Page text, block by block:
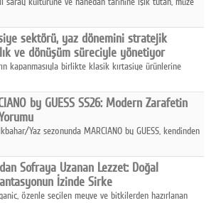
Arthill Müzecilik'in düzenleyeceği özel müzayedede
buluşuyor
sektörü, yaz dönemini stratejik
ve dönüşüm süreciyle yönetiyor
kapanmasıyla birlikte klasik kırtasiye ürünlerine
eğitici aktivite ürünleriyle dinamik bir biçimde
by GUESS SS26: Modern Zarafetin
Yaz sezonunda MARCIANO by GUESS, kendinden
Sofraya Uzanan Lezzet: Doğal
İzinde Sirke
özenle seçilen meyve ve bitkilerden hazırlanan